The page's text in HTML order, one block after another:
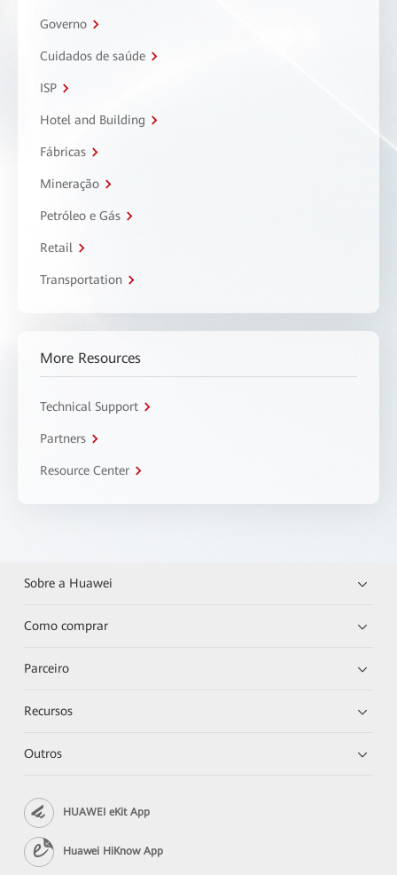
Governo
Cuidados de saúde
ISP
Hotel and Building
Fábricas
Mineração
Petróleo e Gás
Retail
Transportation
More Resources
Technical Support
Partners
Resource Center
Sobre a Huawei
Como comprar
Parceiro
Recursos
Outros
HUAWEI eKit App
Huawei HiKnow App